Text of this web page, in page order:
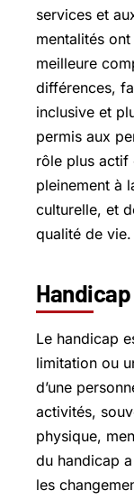
services et
mentalités
meilleure
différences,
inclusive et
permis aux
rôle plus actif
pleinement à
culturelle, et
qualité de vie.
Le handicap
limitation ou
d’une
activités,
physique,
du handicap
les